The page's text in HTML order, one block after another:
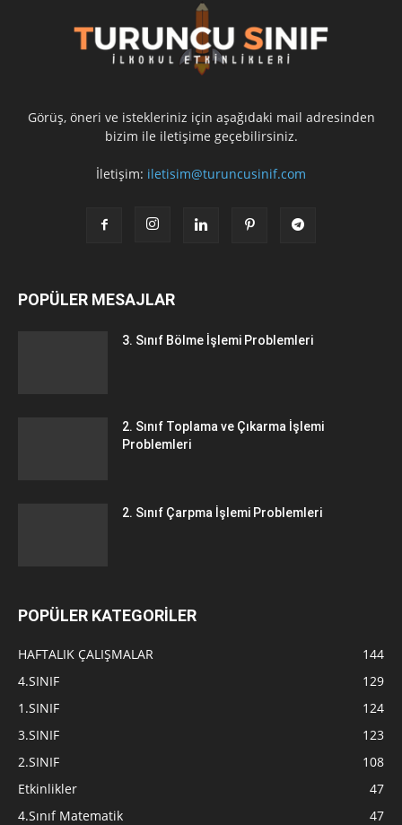
Görüş, öneri ve istekleriniz için aşağıdaki mail adresinden
bizim ile iletişime geçebilirsiniz.
İletişim: iletisim@turuncusinif.com
POPÜLER MESAJLAR
3. Sınıf Bölme İşlemi Problemleri
2. Sınıf Toplama ve Çıkarma İşlemi
Problemleri
2. Sınıf Çarpma İşlemi Problemleri
POPÜLER KATEGORİLER
HAFTALIK ÇALIŞMALAR
144
4.SINIF
129
1.SINIF
124
3.SINIF
123
2.SINIF
108
Etkinlikler
47
4.Sınıf Matematik
47